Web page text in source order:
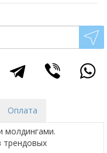
Оплата
молдингами.
трендовых